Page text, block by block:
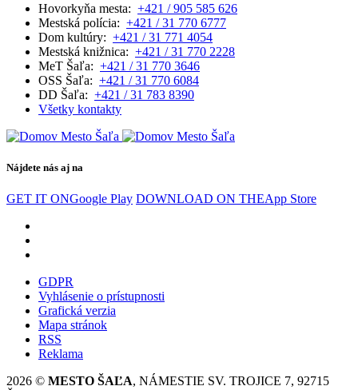
Hovorkyňa mesta: +421 / 905 585 626
Mestská polícia: +421 / 31 770 6777
Dom kultúry: +421 / 31 771 4054
Mestská knižnica: +421 / 31 770 2228
MeT Šaľa: +421 / 31 770 3646
OSS Šaľa: +421 / 31 770 6084
DD Šaľa: +421 / 31 783 8390
Všetky kontakty
Nájdete nás aj na
GET IT ONGoogle Play DOWNLOAD ON THEApp Store
GDPR
Vyhlásenie o prístupnosti
Grafická verzia
Mapa stránok
RSS
Reklama
2026 © MESTO ŠAĽA, NÁMESTIE SV. TROJICE 7, 92715